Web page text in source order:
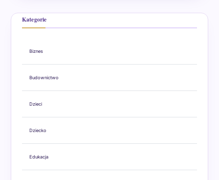
Kategorie
Biznes
Budownictwo
Dzieci
Dziecko
Edukacja